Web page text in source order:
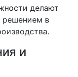
делают
решением в
и